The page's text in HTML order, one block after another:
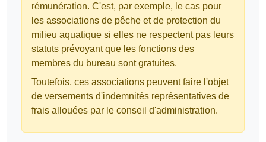
rémunération. C'est, par exemple, le cas pour
les associations de pêche et de protection du
milieu aquatique si elles ne respectent pas leurs
statuts prévoyant que les fonctions des
membres du bureau sont gratuites.
Toutefois, ces associations peuvent faire l'objet
de versements d'indemnités représentatives de
frais allouées par le conseil d'administration.